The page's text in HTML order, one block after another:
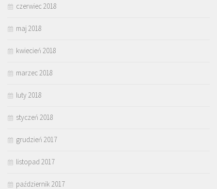
czerwiec 2018
maj 2018
kwiecień 2018
marzec 2018
luty 2018
styczeń 2018
grudzień 2017
listopad 2017
październik 2017